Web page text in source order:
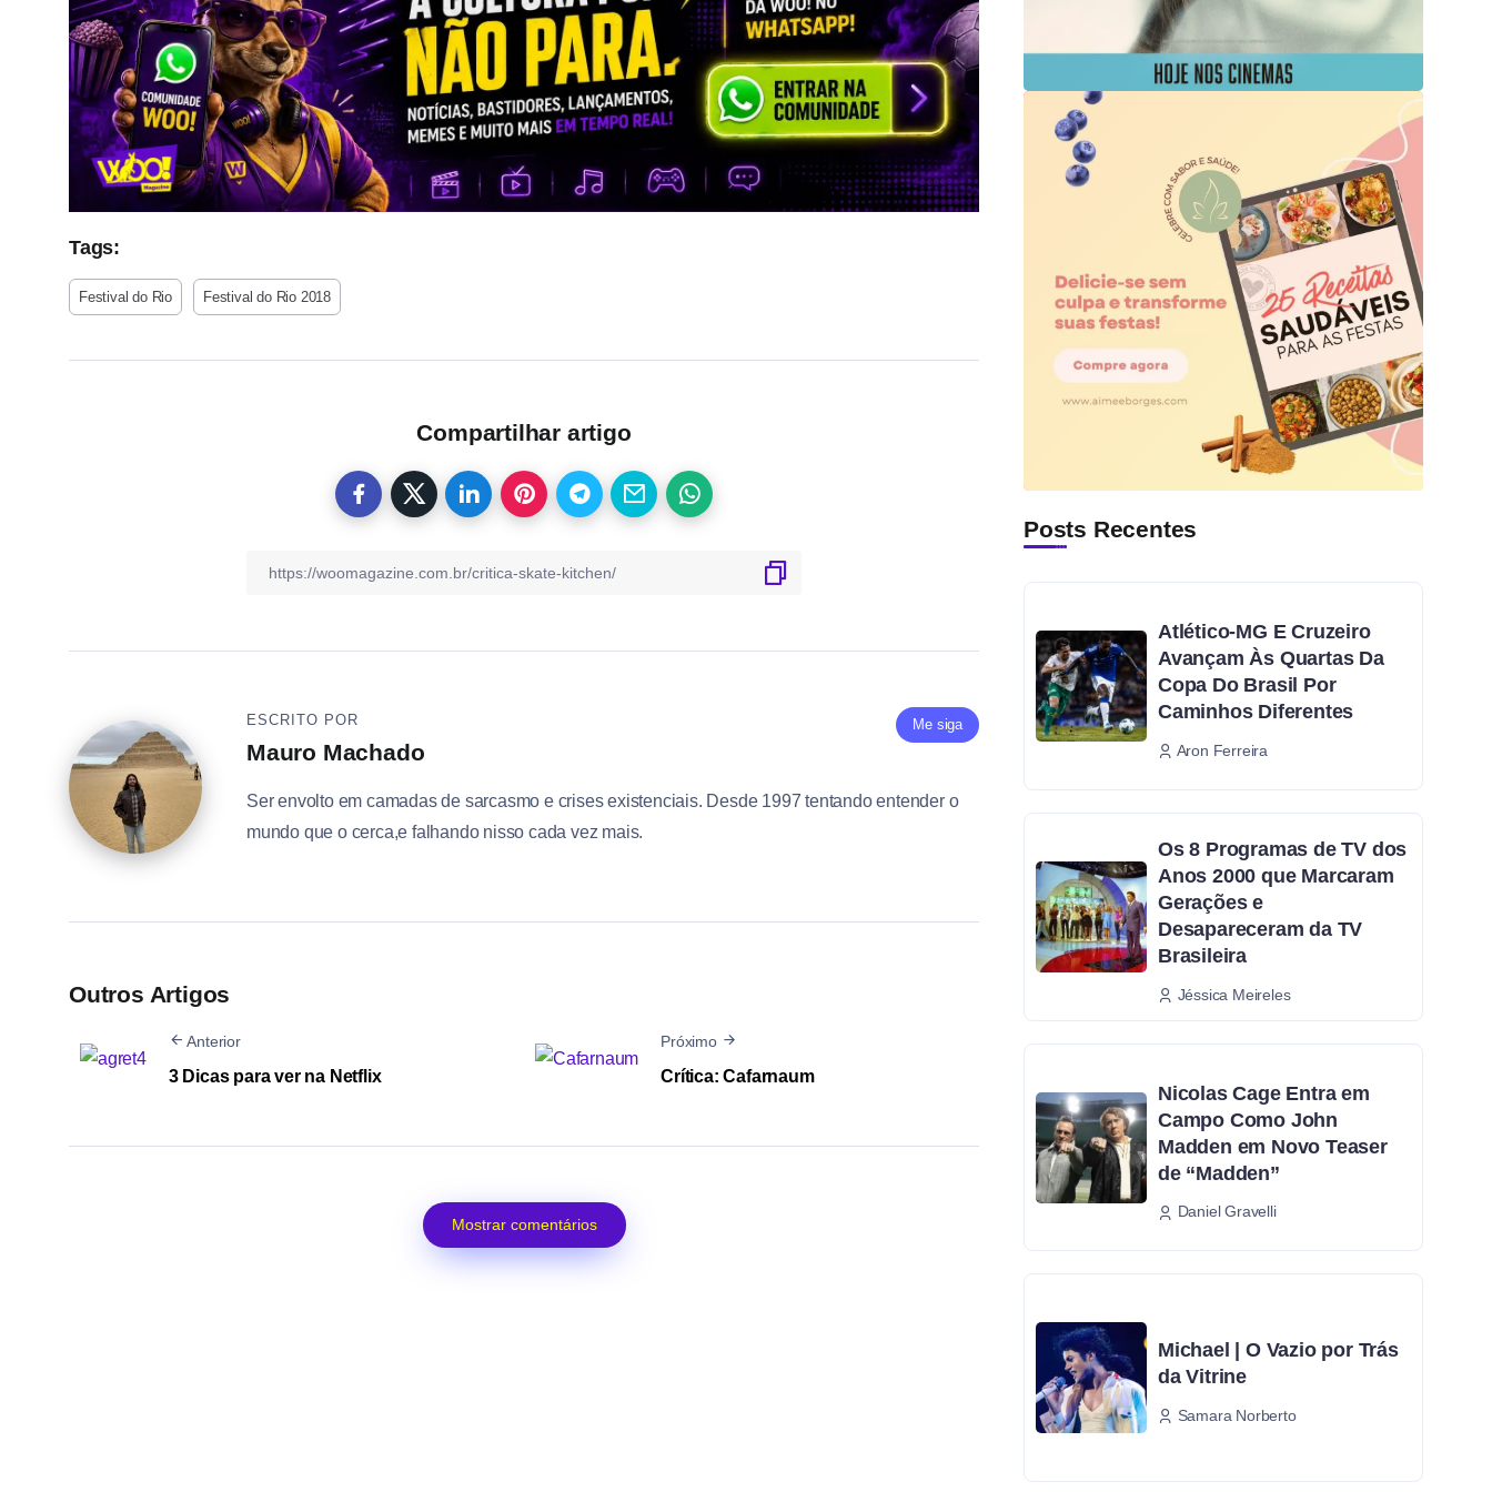
Tags:
Festival do Rio Festival do Rio 2018
Compartilhar artigo
Me siga
ESCRITO POR
Mauro Machado
Ser envolto em camadas de sarcasmo e crises existenciais. Desde 1997 tentando entender o
mundo que o cerca,e falhando nisso cada vez mais.
Outros Artigos
Anterior
3 Dicas para ver na Netflix
Próximo
Crítica: Cafarnaum
Mostrar comentários
Posts Recentes
Atlético-MG E Cruzeiro
Avançam Às Quartas Da
Copa Do Brasil Por
Caminhos Diferentes
Aron Ferreira
Os 8 Programas de TV dos
Anos 2000 que Marcaram
Gerações e
Desapareceram da TV
Brasileira
Jéssica Meireles
Nicolas Cage Entra em
Campo Como John
Madden em Novo Teaser
de “Madden”
Daniel Gravelli
Michael | O Vazio por Trás
da Vitrine
Samara Norberto